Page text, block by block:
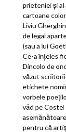
prieteniei şi
cartoane
Liviu
de legal
(sau a lui
Ce-a înţeles
Dincolo de
văzut scriitorii
etichete
vorbele
văd pe
pentru că